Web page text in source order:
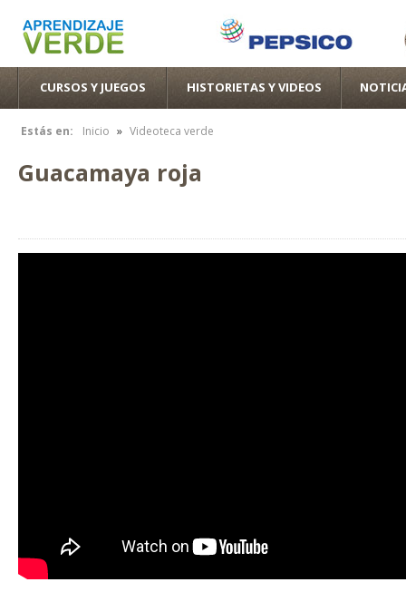
CURSOS Y JUEGOS HISTORIETAS Y VIDEOS
Estás en:
Se encuentra usted aquí
Inicio » Videoteca verde
Guacamaya roja